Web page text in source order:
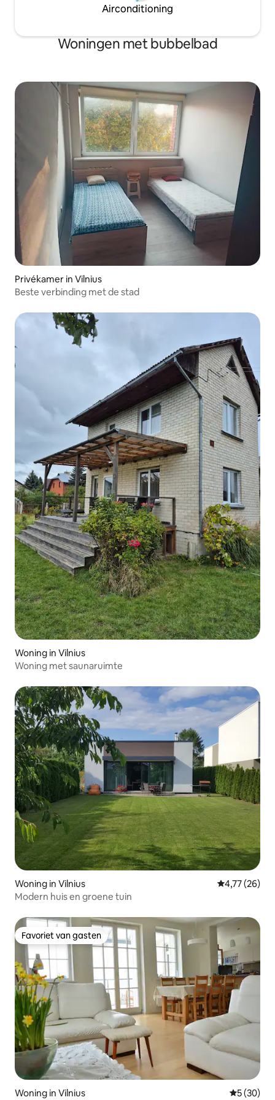
Airconditioning
Woningen met bubbelbad
Privékamer in Vilnius
Beste verbinding met de stad
Woning in Vilnius
Woning met saunaruimte
Woning in Vilnius Gemiddelde
4,77 (26)
Modern huis en groene tuin
Favoriet van gasten
Favoriet van gasten
Woning in Vilnius 5 (30)